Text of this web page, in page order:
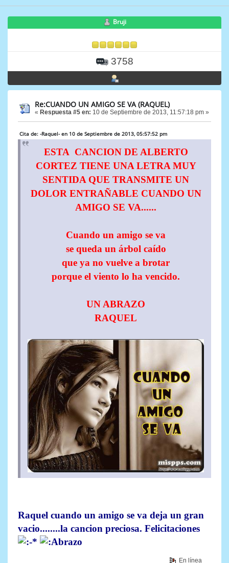
Bruji
3758
Re:CUANDO UN AMIGO SE VA (RAQUEL)
« Respuesta #5 en: 10 de Septiembre de 2013, 11:57:18 pm »
Cita de: -Raquel- en 10 de Septiembre de 2013, 05:57:52 pm
ESTA CANCION DE ALBERTO
CORTEZ TIENE UNA LETRA MUY
SENTIDA QUE TRANSMITE UN
DOLOR ENTRAÑABLE CUANDO UN
AMIGO SE VA......
Cuando un amigo se va
se queda un árbol caído
que ya no vuelve a brotar
porque el viento lo ha vencido.
UN ABRAZO
RAQUEL
Raquel cuando un amigo se va deja un gran
vacio........la cancion preciosa. Felicitaciones
En línea